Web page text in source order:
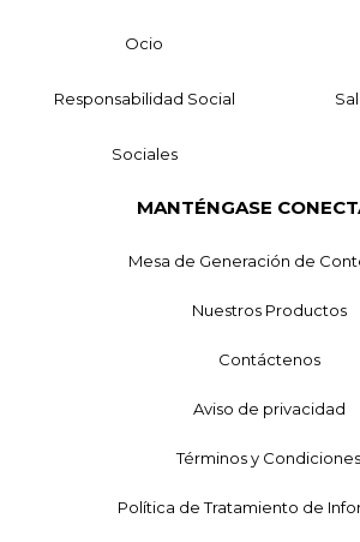
Ocio
Responsabilidad Social
Sociales
MANTÉNGASE
Mesa de Generación de
Nuestros Productos
Contáctenos
Aviso de privacidad
Términos y Condiciones
Política de Tratamiento de